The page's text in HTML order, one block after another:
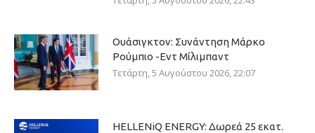
Ουάσιγκτον: Συνάντηση Μάρκο
Ρούμπιο -Εντ Μίλιμπαντ
Τετάρτη, 5 Αυγούστου 2026, 22:07
HELLENiQ ENERGY: Δωρεά 25 εκατ.